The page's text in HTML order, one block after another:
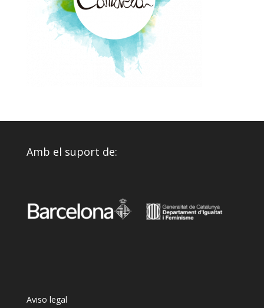
Amb el suport de:
Aviso legal